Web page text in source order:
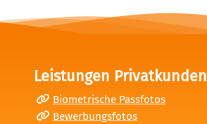
Leistungen Privatkunden
Biometrische Passfotos
Bewerbungsfotos